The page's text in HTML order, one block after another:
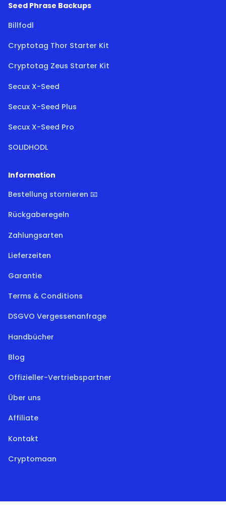
Seed Phrase Backups
Billfodl
Cryptotag Thor Starter Kit
Cryptotag Zeus Starter Kit
Secux X-Seed
Secux X-Seed Plus
Secux X-Seed Pro
SOLIDHODL
Information
Bestellung stornieren 📧
Rückgaberegeln
Zahlungsarten
Lieferzeiten
Garantie
Terms & Conditions
DSGVO Vergessenanfrage
Handbücher
Blog
Offizieller-Vertriebspartner
Über uns
Affiliate
Kontakt
Cryptomaan